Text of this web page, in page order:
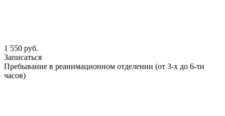
1 550 руб.
Записаться
Пребывание в реанимационном отделении (от 3-х до 6-ти
часов)